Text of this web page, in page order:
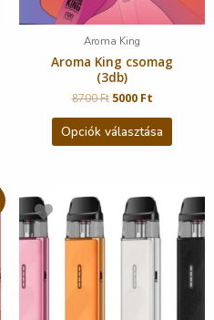
Aroma King
Aroma King csomag
(3db)
8700Ft 5000 Ft
Opciók választása